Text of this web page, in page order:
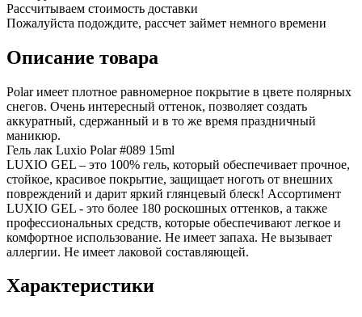
Рассчитываем стоимость доставки
Пожалуйста подождите, рассчет займет немного времени
Описание товара
Polar имеет плотное равномерное покрытие в цвете полярных
снегов. Очень интересный оттенок, позволяет создать
аккуратный, сдержанный и в то же время праздничный
маникюр.
Гель лак Luxio Polar #089 15ml
LUXIO GEL – это 100% гель, который обеспечивает прочное,
стойкое, красивое покрытие, защищает ноготь от внешних
повреждений и дарит яркий глянцевый блеск! Ассортимент
LUXIO GEL - это более 180 роскошных оттенков, а также
профессиональных средств, которые обеспечивают легкое и
комфортное использование. Не имеет запаха. Не вызывает
аллергии. Не имеет лаковой составляющей.
Характеристики